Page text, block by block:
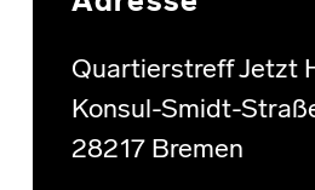
Quartierstreff Jetzt
Konsul-Smidt-
28217 Bremen